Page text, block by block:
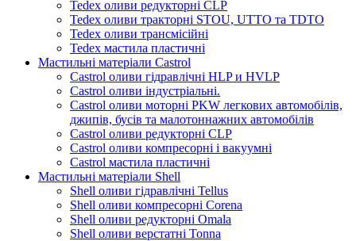
Tedex оливи редукторні CLP
Tedex оливи тракторні STOU, UTTO та TDTO
Tedex оливи трансмісійні
Tedex мастила пластичні
Мастильні матеріали Castrol
Castrol оливи гідравлічні HLP и HVLP
Castrol оливи індустріальні.
Castrol оливи моторні PKW легкових автомобілів,
джипів, бусів та малотоннажних автомобілів
Castrol оливи редукторні CLP
Castrol оливи компресорні і вакуумні
Castrol мастила пластичні
Мастильні матеріали Shell
Shell оливи гідравлічні Tellus
Shell оливи компресорні Corena
Shell оливи редукторні Omala
Shell оливи верстатні Tonna